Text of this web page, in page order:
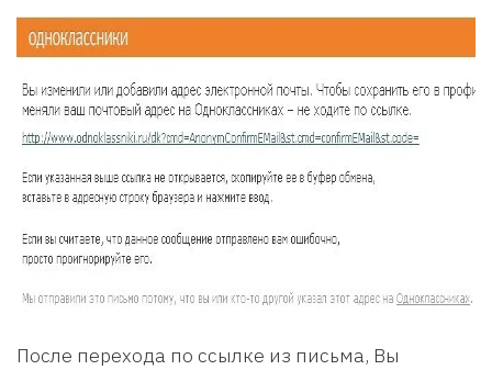
После перехода по ссылке из письма, Вы